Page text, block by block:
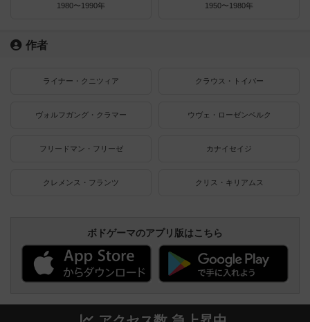
1980〜1990年 1950〜1980年
作者
ライナー・クニツィア クラウス・トイバー
ヴォルフガング・クラマー ウヴェ・ローゼンベルク
フリードマン・フリーゼ カナイセイジ
クレメンス・フランツ クリス・キリアムス
ボドゲーマのアプリ版はこちら